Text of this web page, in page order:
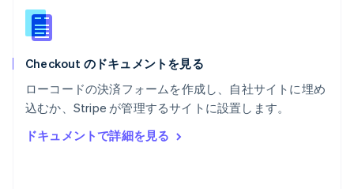
Checkout のドキュメントを見る
ローコードの決済フォームを作成し、自社サイトに埋め
込むか、Stripe が管理するサイトに設置します。
ドキュメントで詳細を見る
Español
ラトビア
リトアニア
リヒテンシュタイン
DeutschEnglish
ルーマニア
English